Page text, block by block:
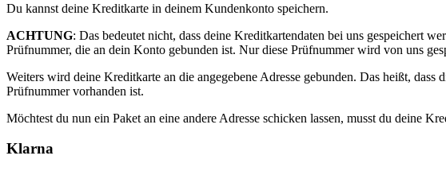
Du kannst deine Kreditkarte in deinem Kundenkonto speichern.
ACHTUNG: Das bedeutet nicht, dass deine Kreditkartendaten bei uns gespeichert
Prüfnummer, die an dein Konto gebunden ist. Nur diese Prüfnummer wird von uns
Weiters wird deine Kreditkarte an die angegebene Adresse gebunden. Das heißt,
Prüfnummer vorhanden ist.
Möchtest du nun ein Paket an eine andere Adresse schicken lassen, musst du deine
Klarna